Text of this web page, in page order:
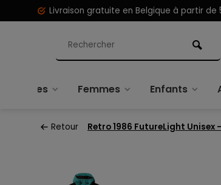
Livraison gratuite en Belgique à partir de
Hommes Femmes Enfants
Retour Retro 1986 FutureLight Unisex